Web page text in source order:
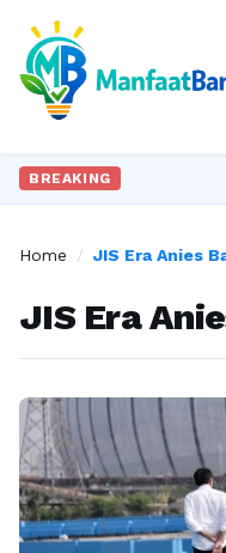
BREAKING
Home / JIS Era Anies
JIS Era